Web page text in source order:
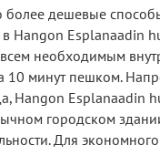
более дешевые
в Hangon Esplanaadin
необходимым
10 минут пешком.
Hangon Esplanaadin
городском
Для экономного